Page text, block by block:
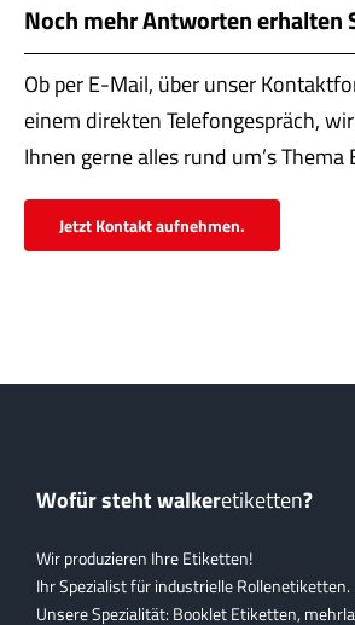
Noch mehr Antworten erhalten
Ob per E-Mail, über unser
einem direkten Telefongespräch,
Ihnen gerne alles rund um’s Thema
Jetzt Kontakt aufnehmen.
Wofür steht walkeretiketten?
Wir produzieren Ihre Etiketten!
Ihr Spezialist für industrielle Rollenetiketten.
Unsere Spezialität: Booklet Etiketten,